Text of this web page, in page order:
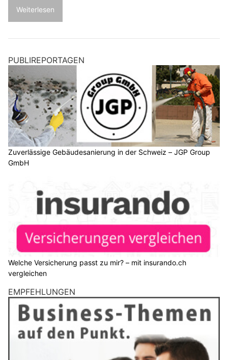
Weiterlesen
PUBLIREPORTAGEN
Zuverlässige Gebäudesanierung in der Schweiz – JGP Group
GmbH
Welche Versicherung passt zu mir? – mit insurando.ch
vergleichen
EMPFEHLUNGEN